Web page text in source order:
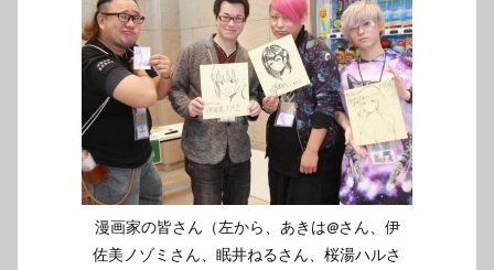
漫画家の皆さん（左から、あきは@さん、伊
佐美ノゾミさん、眠井ねるさん、桜湯ハルさ